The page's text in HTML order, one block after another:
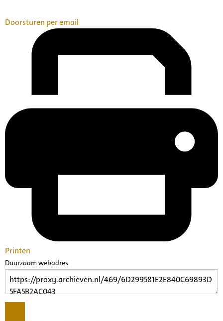
Doorsturen per email
Printen
Duurzaam webadres